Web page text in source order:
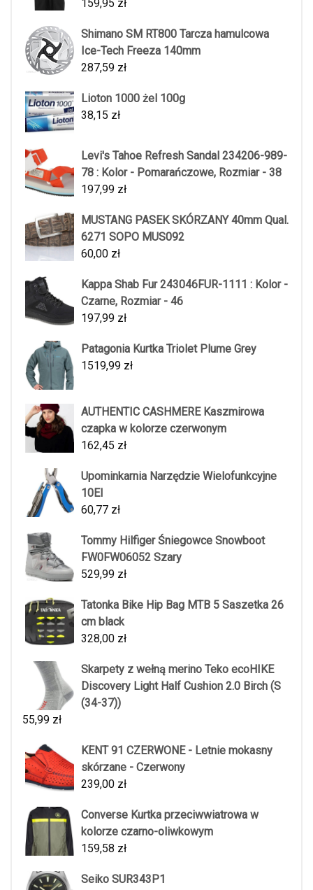
159,95 zł
Shimano SM RT800 Tarcza hamulcowa
Ice-Tech Freeza 140mm
287,59 zł
Lioton 1000 żel 100g
38,15 zł
Levi's Tahoe Refresh Sandal 234206-989-
78 : Kolor - Pomarańczowe, Rozmiar - 38
197,99 zł
MUSTANG PASEK SKÓRZANY 40mm Qual.
6271 SOPO MUS092
60,00 zł
Kappa Shab Fur 243046FUR-1111 : Kolor -
Czarne, Rozmiar - 46
197,99 zł
Patagonia Kurtka Triolet Plume Grey
1519,99 zł
AUTHENTIC CASHMERE Kaszmirowa
czapka w kolorze czerwonym
162,45 zł
Upominkarnia Narzędzie Wielofunkcyjne
10El
60,77 zł
Tommy Hilfiger Śniegowce Snowboot
FW0FW06052 Szary
529,99 zł
Tatonka Bike Hip Bag MTB 5 Saszetka 26
cm black
328,00 zł
Skarpety z wełną merino Teko ecoHIKE
Discovery Light Half Cushion 2.0 Birch (S
(34-37))
55,99 zł
KENT 91 CZERWONE - Letnie mokasny
skórzane - Czerwony
239,00 zł
Converse Kurtka przeciwwiatrowa w
kolorze czarno-oliwkowym
159,58 zł
Seiko SUR343P1